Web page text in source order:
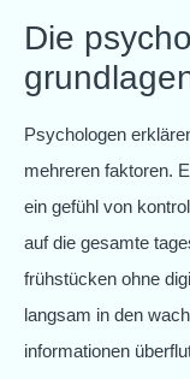
Die
Psychologen
mehreren faktoren.
ein gefühl von
auf die gesamte
frühstücken ohne
langsam in den
informationen